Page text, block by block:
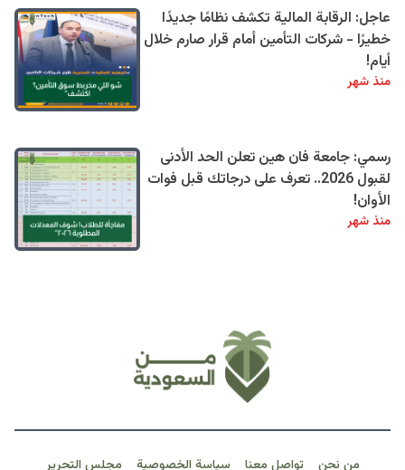
عاجل: الرقابة المالية تكشف نظامًا جديدًا
خطيرًا - شركات التأمين أمام قرار صارم خلال
أيام!
منذ شهر
رسمي: جامعة فان هين تعلن الحد الأدنى
لقبول 2026.. تعرف على درجاتك قبل فوات
الأوان!
منذ شهر
من نحن تواصل معنا سياسة الخصوصية مجلس التحرير